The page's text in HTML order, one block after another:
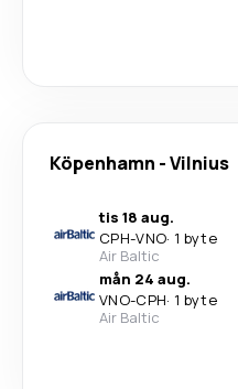
Köpenhamn -Vilnius
tis 18 aug.
CPH-VNO· 1 byte
Air Baltic
mån 24 aug.
VNO-CPH· 1 byte
Air Baltic